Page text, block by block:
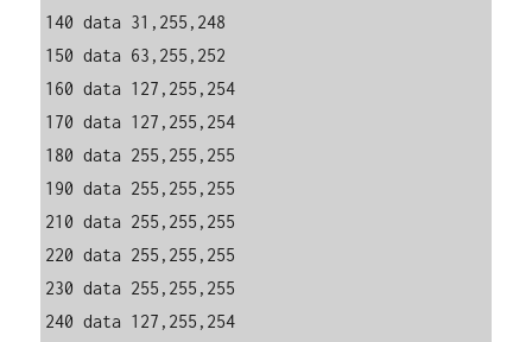
140 data 31,255,248
150 data 63,255,252
160 data 127,255,254
170 data 127,255,254
180 data 255,255,255
190 data 255,255,255
210 data 255,255,255
220 data 255,255,255
230 data 255,255,255
240 data 127,255,254